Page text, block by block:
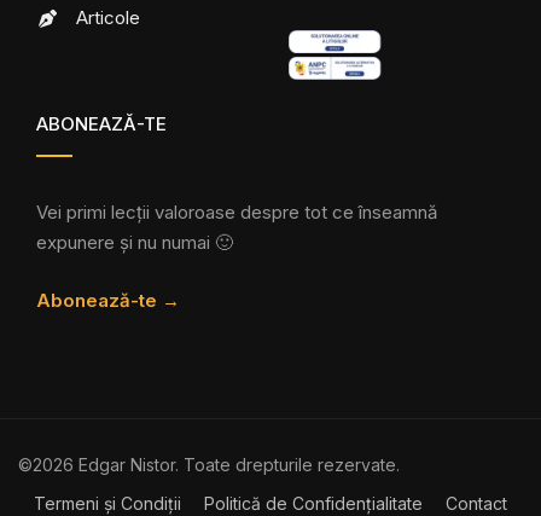
Articole
ABONEAZĂ-TE
Vei primi lecții valoroase despre tot ce înseamnă
expunere și nu numai 🙂
Abonează-te →
©2026 Edgar Nistor. Toate drepturile rezervate.
Termeni și Condiții
Politică de Confidențialitate Contact